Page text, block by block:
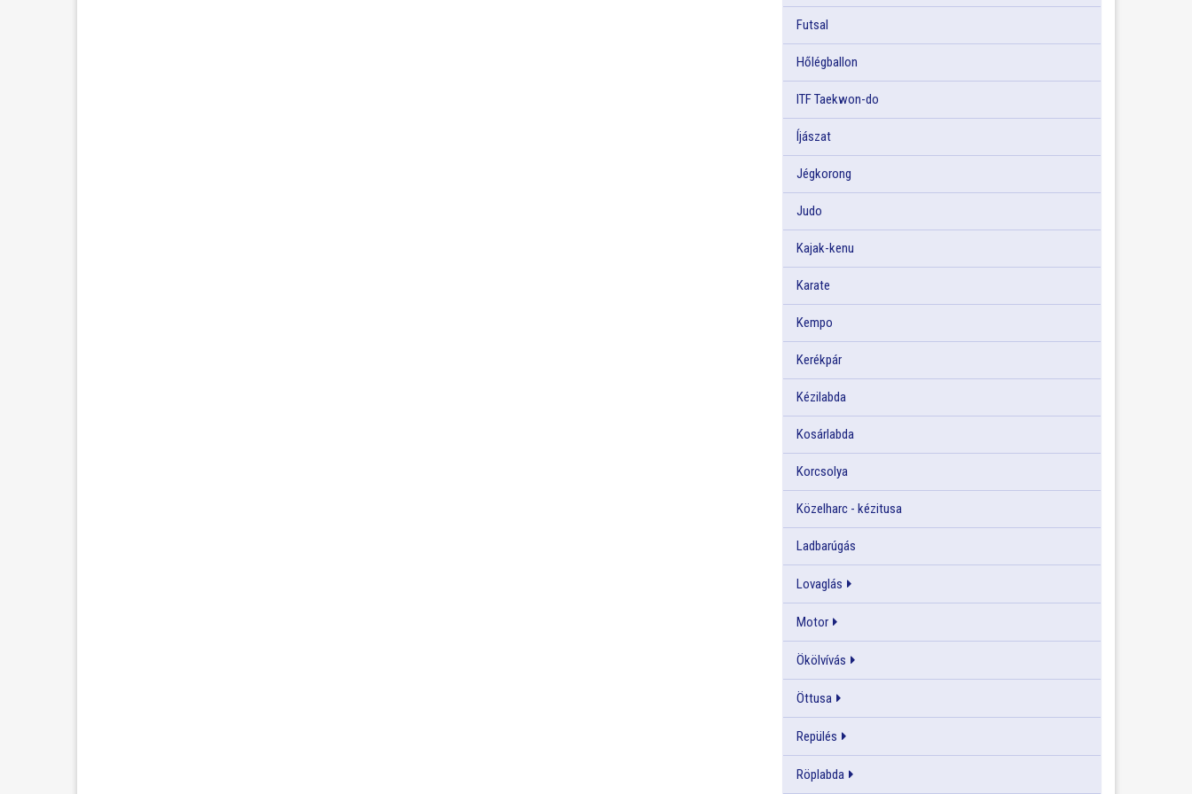
Futsal
Hőlégballon
ITF Taekwon-do
Íjászat
Jégkorong
Judo
Kajak-kenu
Karate
Kempo
Kerékpár
Kézilabda
Kosárlabda
Korcsolya
Közelharc - kézitusa
Ladbarúgás
Lovaglás
Motor
Ökölvívás
Öttusa
Repülés
Röplabda